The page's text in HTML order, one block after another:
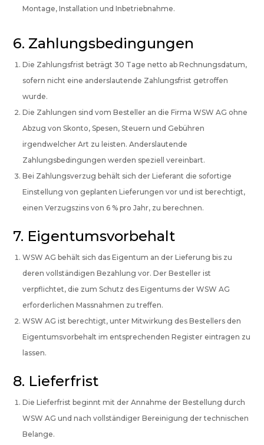
Montage, Installation und Inbetriebnahme.
6. Zahlungsbedingungen
Die Zahlungsfrist beträgt 30 Tage netto ab Rechnungsdatum,
sofern nicht eine anderslautende Zahlungsfrist getroffen
wurde.
Die Zahlungen sind vom Besteller an die Firma WSW AG ohne
Abzug von Skonto, Spesen, Steuern und Gebühren
irgendwelcher Art zu leisten. Anderslautende
Zahlungsbedingungen werden speziell vereinbart.
Bei Zahlungsverzug behält sich der Lieferant die sofortige
Einstellung von geplanten Lieferungen vor und ist berechtigt,
einen Verzugszins von 6 % pro Jahr, zu berechnen.
7. Eigentumsvorbehalt
WSW AG behält sich das Eigentum an der Lieferung bis zu
deren vollständigen Bezahlung vor. Der Besteller ist
verpflichtet, die zum Schutz des Eigentums der WSW AG
erforderlichen Massnahmen zu treffen.
WSW AG ist berechtigt, unter Mitwirkung des Bestellers den
Eigentumsvorbehalt im entsprechenden Register eintragen zu
lassen.
8. Lieferfrist
Die Lieferfrist beginnt mit der Annahme der Bestellung durch
WSW AG und nach vollständiger Bereinigung der technischen
Belange.